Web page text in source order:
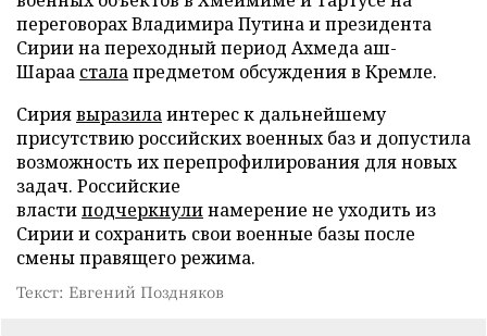
переговорах Владимира Путина и президента
Сирии на переходный период Ахмеда аш-
Шараа сталапредметом обсуждения в Кремле.
Сириявыразилаинтерес к дальнейшему
присутствию российских военных баз и допустила
возможность их перепрофилирования для новых
задач. Российские
властиподчеркнулинамерение не уходить из
Сирии и сохранить свои военные базы после
смены правящего режима.
Текст: Евгений Поздняков